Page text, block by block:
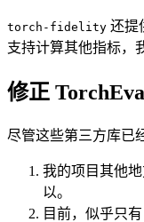
torch-fidelity 还提
支持计算其他指标，
修正
尽管这些第三方库已
我的项目其他
以。
目前，似乎只